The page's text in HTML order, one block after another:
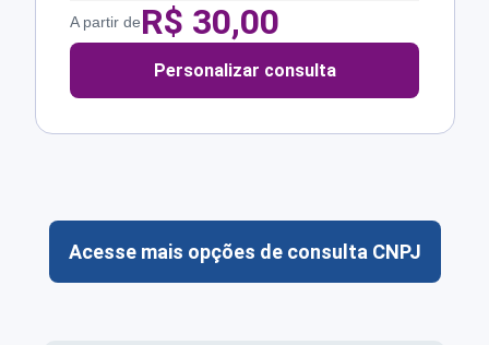
A partir deR$ 30,00
Personalizar consulta
Acesse mais opções de consulta CNPJ